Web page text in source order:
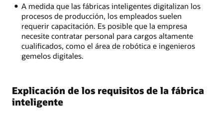
A medida que las fábricas inteligentes digitalizan los
procesos de producción, los empleados suelen
requerir capacitación. Es posible que la empresa
necesite contratar personal para cargos altamente
cualificados, como el área de robótica e ingenieros
gemelos digitales.
Explicación de los requisitos de la fábrica
inteligente